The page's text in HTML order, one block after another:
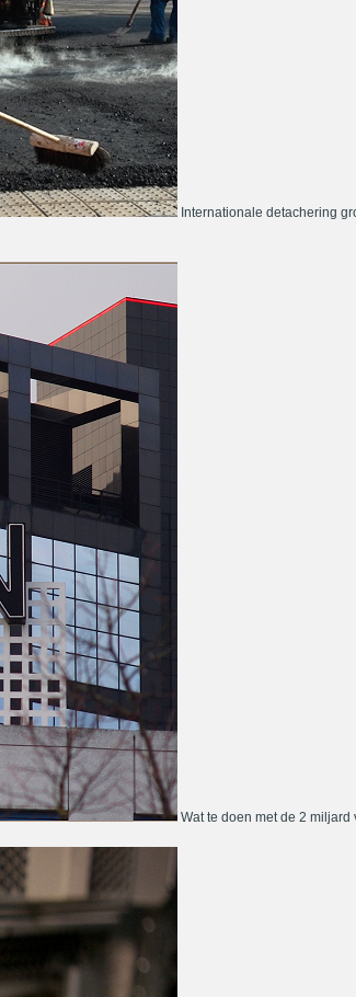
Internationale detachering
Wat te doen met de 2